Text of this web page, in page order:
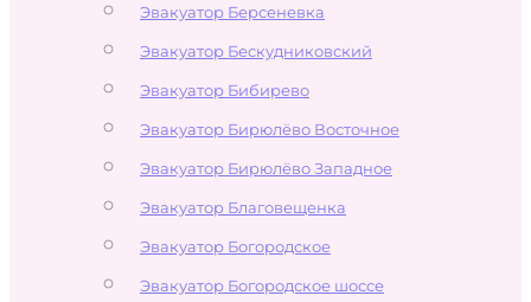
Эвакуатор Берсеневка
Эвакуатор Бескудниковский
Эвакуатор Бибирево
Эвакуатор Бирюлёво Восточное
Эвакуатор Бирюлёво Западное
Эвакуатор Благовещенка
Эвакуатор Богородское
Эвакуатор Богородское шоссе